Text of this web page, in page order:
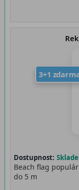
3+1
Dostupnost:
Beach flag
do 5 m